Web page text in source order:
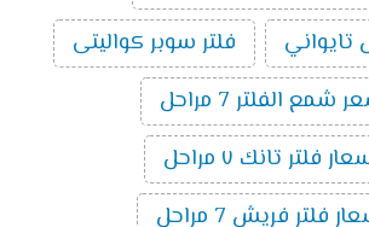
فلتر سوبر كواليتى
شمع الفلتر 7 مراحل
فلتر تانك ٧ مراحل
فلتر فريش 7 مراحل